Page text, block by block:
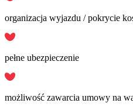
organizacja wyjazdu / pokrycie
pełne ubezpieczenie
możliwość zawarcia umowy na